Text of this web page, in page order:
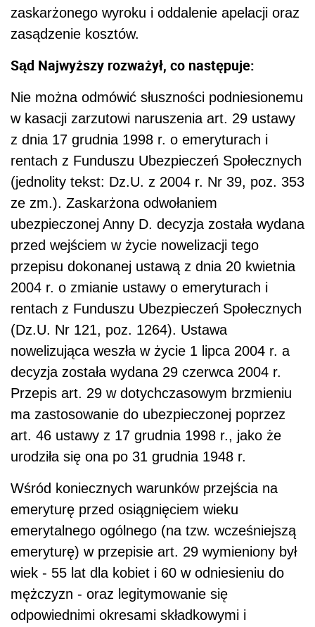
zaskarżonego wyroku i oddalenie apelacji oraz
zasądzenie kosztów.
Sąd Najwyższy rozważył, co następuje:
Nie można odmówić słuszności podniesionemu
w kasacji zarzutowi narusze­nia art. 29 ustawy
z dnia 17 grudnia 1998 r. o emeryturach i
rentach z Funduszu Ubezpieczeń Społecznych
(jednolity tekst: Dz.U. z 2004 r. Nr 39, poz. 353
ze zm.). Zaskarżona odwołaniem
ubezpieczonej Anny D. decyzja została wydana
przed wej­ściem w życie nowelizacji tego
przepisu dokonanej ustawą z dnia 20 kwietnia
2004 r. o zmianie ustawy o emeryturach i
rentach z Funduszu Ubezpieczeń Społecznych
(Dz.U. Nr 121, poz. 1264). Ustawa
nowelizująca weszła w życie 1 lipca 2004 r. a
de­cyzja została wydana 29 czerwca 2004 r.
Przepis art. 29 w dotychczasowym brzmie­niu
ma zastosowanie do ubezpieczonej poprzez
art. 46 ustawy z 17 grudnia 1998 r., jako że
urodziła się ona po 31 grudnia 1948 r.
Wśród koniecznych warunków przejścia na
emeryturę przed osiągnięciem wieku
emerytalnego ogólnego (na tzw. wcześniejszą
emeryturę) w przepisie art. 29 wymieniony był
wiek - 55 lat dla kobiet i 60 w odniesieniu do
mężczyzn - oraz legity­mowanie się
odpowiednimi okresami składkowymi i